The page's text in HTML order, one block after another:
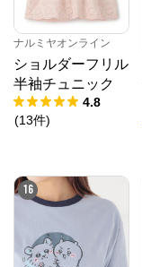
ナルミヤオンライン
ショルダーフリル
半袖チュニック
4.8
(13件)
16